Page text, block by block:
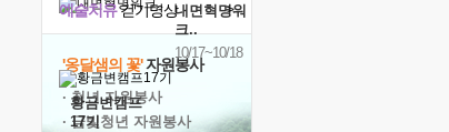
내면혁명워
크..
10/17~10/18
황금변캠프
17기
예술치유걷기명상 >
'옹달샘의 꽃'자원봉사
· 청년 자원봉사
· 금빛청년 자원봉사